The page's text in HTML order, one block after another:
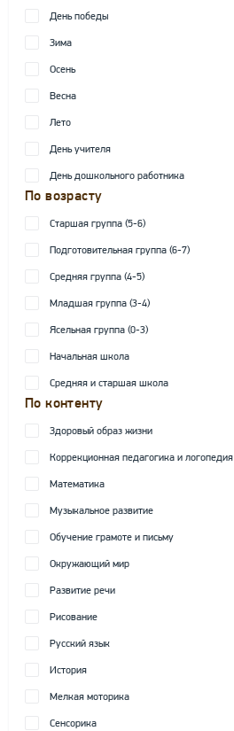
День победы
Зима
Осень
Весна
Лето
День учителя
День дошкольного работника
По возрасту
Старшая группа (5-6)
Подготовительная группа (6-7)
Средняя группа (4-5)
Младшая группа (3-4)
Ясельная группа (0-3)
Начальная школа
Средняя и старшая школа
По контенту
Здоровый образ жизни
Коррекционная педагогика и логопедия
Математика
Музыкальное развитие
Обучение грамоте и письму
Окружающий мир
Развитие речи
Рисование
Русский язык
История
Мелкая моторика
Сенсорика